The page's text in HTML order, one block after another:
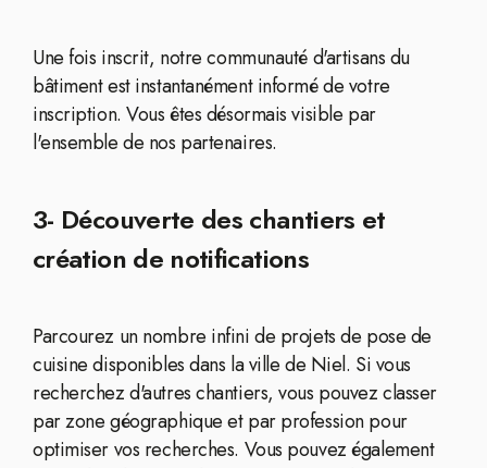
Une fois inscrit, notre communauté d'artisans du
bâtiment est instantanément informé de votre
inscription. Vous êtes désormais visible par
l'ensemble de nos partenaires.
3- Découverte des chantiers et
création de notifications
Parcourez un nombre infini de projets de pose de
cuisine disponibles dans la ville de Niel. Si vous
recherchez d'autres chantiers, vous pouvez classer
par zone géographique et par profession pour
optimiser vos recherches. Vous pouvez également